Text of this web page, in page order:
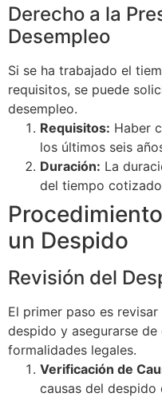
Derecho a la
Desempleo
Si se ha trabajado el
requisitos, se puede
desempleo.
Requisitos: Haber
los últimos seis
Duración: La
del tiempo
un Despido
Revisión del
El primer paso es
despido y asegurarse
formalidades legales.
Verificación de
causas del despido